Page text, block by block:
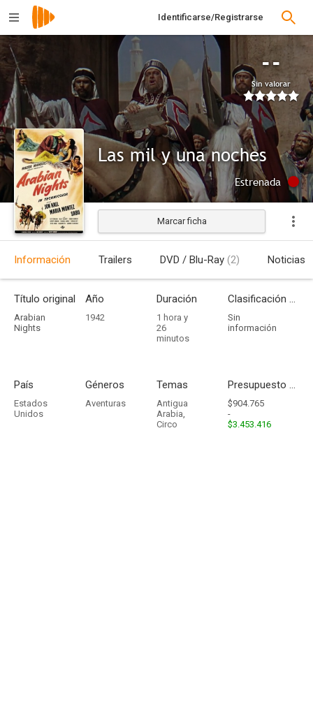
Identificarse/Registrarse
--
Sin valorar
Las mil y una noches
Estrenada
Marcar ficha
Información Trailers DVD / Blu-Ray (2) Noticias
Título original
Arabian
Nights
Año
1942
Duración
1 hora y
26
minutos
Clasificación por edades
Sin
información
País
Estados
Unidos
Géneros
Aventuras
Temas
Antigua
Arabia,
Circo
Presupuesto - Ingresos
$904.765
-
$3.453.416